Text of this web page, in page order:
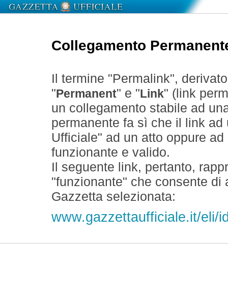
Collegamento
Il termine "Permalink",
" Permanent" e " Link" (link
un collegamento stabile ad
permanente fa sì che il link
Ufficiale" ad un atto oppure
funzionante e valido.
Il seguente link, pertanto,
"funzionante" che consente
Gazzetta selezionata:
www.gazzettaufficiale.it/eli/